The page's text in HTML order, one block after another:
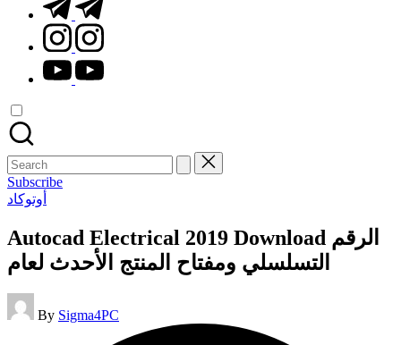
instagram.com
youtube.com
Search
for:
Subscribe
Posted
أوتوكاد
Autocad Electrical 2019 Download الرقم
التسلسلي ومفتاح المنتج الأحدث لعام
Posted
by
By Sigma4PC